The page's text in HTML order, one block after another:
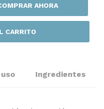
AHORA
CARRITO
Ingredientes